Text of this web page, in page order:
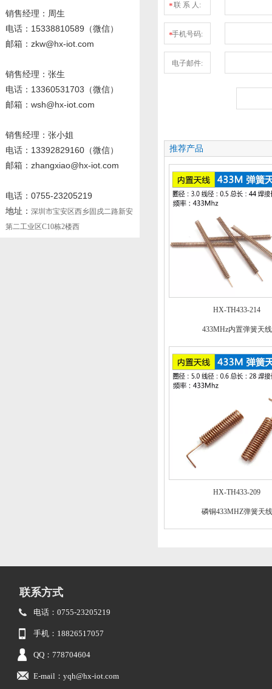
销售经理：周生
电话 ：15338810589 （微信）
邮箱：zkw@hx-iot.com
销售经理：张生
电话 ：13360531703 （微信）
邮箱：wsh@hx-iot.com
销售经理：张小姐
电话 ：13392829160 （微信）
邮箱：zhangxiao@hx-iot.com
电话：0755-23205219
地址： 深圳市宝安区西乡固戍二路新安
第二工业区C10栋2楼西
*联 系 人:
*手机号码:
电子邮件:
推荐产品
HX-TH433-214
433MHz内置弹簧天线
HX-TH433-209
磷铜433MHZ弹簧天线
联系方式
电话：0755-23205219
手机：18826517057
QQ：778704604
E-mail：yqh@hx-iot.com